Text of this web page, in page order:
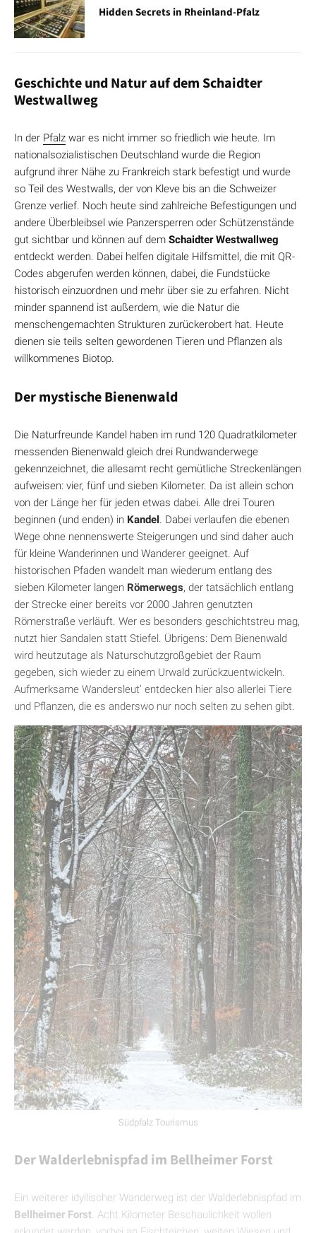
Hidden Secrets in Rheinland-Pfalz
Geschichte und Natur auf dem Schaidter
Westwallweg
In der Pfalz war es nicht immer so friedlich wie heute. Im
nationalsozialistischen Deutschland wurde die Region
aufgrund ihrer Nähe zu Frankreich stark befestigt und wurde
so Teil des Westwalls, der von Kleve bis an die Schweizer
Grenze verlief. Noch heute sind zahlreiche Befestigungen und
andere Überbleibsel wie Panzersperren oder Schützenstände
gut sichtbar und können auf dem Schaidter Westwallweg
entdeckt werden. Dabei helfen digitale Hilfsmittel, die mit QR-
Codes abgerufen werden können, dabei, die Fundstücke
historisch einzuordnen und mehr über sie zu erfahren. Nicht
minder spannend ist außerdem, wie die Natur die
menschengemachten Strukturen zurückerobert hat. Heute
dienen sie teils selten gewordenen Tieren und Pflanzen als
willkommenes Biotop.
Der mystische Bienenwald
Die Naturfreunde Kandel haben im rund 120 Quadratkilometer
messenden Bienenwald gleich drei Rundwanderwege
gekennzeichnet, die allesamt recht gemütliche Streckenlängen
aufweisen: vier, fünf und sieben Kilometer. Da ist allein schon
von der Länge her für jeden etwas dabei. Alle drei Touren
beginnen (und enden) in Kandel. Dabei verlaufen die ebenen
Wege ohne nennenswerte Steigerungen und sind daher auch
für kleine Wanderinnen und Wanderer geeignet. Auf
historischen Pfaden wandelt man wiederum entlang des
sieben Kilometer langen Römerwegs, der tatsächlich entlang
der Strecke einer bereits vor 2000 Jahren genutzten
Römerstraße verläuft. Wer es besonders geschichtstreu mag,
nutzt hier Sandalen statt Stiefel. Übrigens: Dem Bienenwald
wird heutzutage als Naturschutzgroßgebiet der Raum
gegeben, sich wieder zu einem Urwald zurückzuentwickeln.
Aufmerksame Wandersleut‘ entdecken hier also allerlei Tiere
und Pflanzen, die es anderswo nur noch selten zu sehen gibt.
Südpfalz Tourismus
Der Walderlebnispfad im Bellheimer Forst
Ein weiterer idyllischer Wanderweg ist der Walderlebnispfad im
Bellheimer Forst. Acht Kilometer Beschaulichkeit wollen